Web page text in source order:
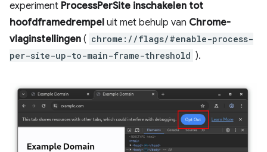
experiment ProcessPerSite inschakelen tot
hoofdframedrempel uit met behulp van Chrome-
vlaginstellingen ( chrome://flags/#enable-process-
per-site-up-to-main-frame-threshold ).